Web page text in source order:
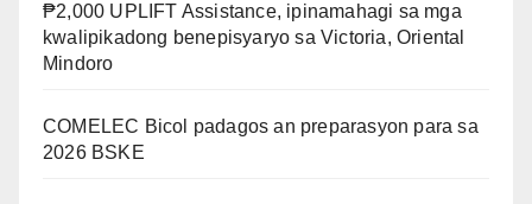
₱2,000 UPLIFT Assistance, ipinamahagi sa mga
kwalipikadong benepisyaryo sa Victoria, Oriental
Mindoro
COMELEC Bicol padagos an preparasyon para sa
2026 BSKE